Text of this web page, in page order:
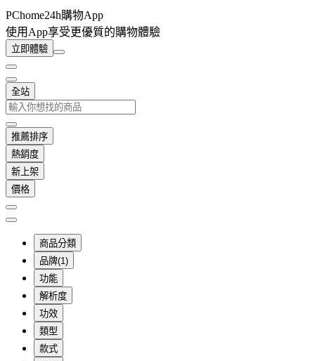
PChome24h購物App
使用App享受更優質的購物體驗
立即體驗
全站
推薦排序
熱銷度
新上架
價格
商品分類
品牌(1)
功能
解析度
功效
類型
款式